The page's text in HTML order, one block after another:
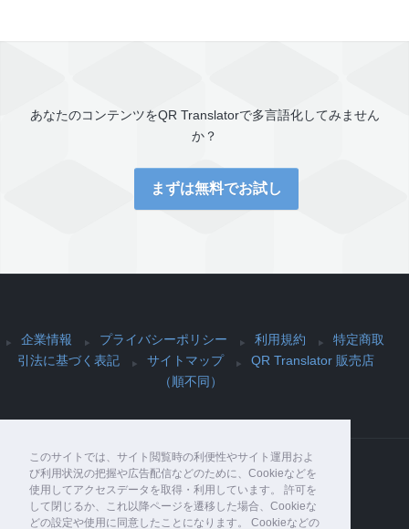
このサイトでは、サイト閲覧時の利便性やサイト運用およ
び利用状況の把握や広告配信などのために、Cookieなどを
使用してアクセスデータを取得・利用しています。 許可を
して閉じるか、これ以降ページを遷移した場合、Cookieな
どの設定や使用に同意したことになります。 Cookieなどの
あなたのコンテンツをQR Translatorで多言語化してみません
か？
まずは無料でお試し
企業情報 プライバシーポリシー 利用規約
特定商取
引法に基づく表記
サイトマップ
QR Translator 販売店
（順不同）
Copyright© PIJIN Co., Ltd. , 2026 All Rights
Reserved.